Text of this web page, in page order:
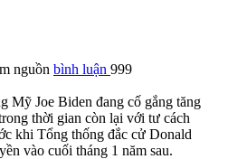
nguồn bình luận 999
Mỹ Joe Biden đang cố gắng tăng
thời gian còn lại với tư cách
khi Tổng thống đắc cử Donald
vào cuối tháng 1 năm sau.